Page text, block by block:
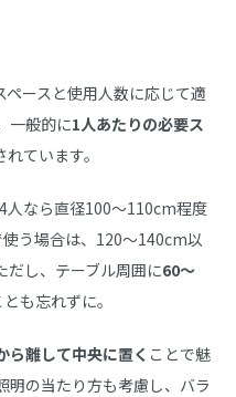
ペースと使用人数に応じて適
一般的に1人あたりの必要ス
ています。
人なら直径100〜110cm程度
う場合は、120〜140cm以
だし、テーブル周囲に60〜
も忘れずに。
ら離して中央に置く ことで魅
明の当たり方も考慮し、バラ